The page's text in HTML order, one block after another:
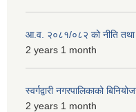
आ.व. २०८१/०८२ को नीति तथा
2 years 1 month
स्वर्गद्वारी नगरपालिकाको
2 years 1 month